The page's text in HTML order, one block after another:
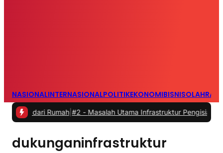
NASIONALINTERNASIONALPOLITIKEKONOMIBISNIS
dari Rumah|#2 -Masalah Utama Infrastruktur Pengisian Daya
dukunganinfrastruktur